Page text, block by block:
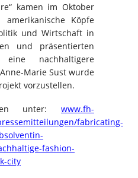
kamen im Oktober
Köpfe
und Wirtschaft in
und präsentierten
nachhaltigere
Marie Sust wurde
vorzustellen.
unter: www.fh-
fabricating-
fashion-
city